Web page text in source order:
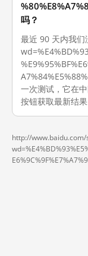
吗？
最近 90 天内我
一次测试，它在
按钮获取最新结果
http://www.baidu.com/